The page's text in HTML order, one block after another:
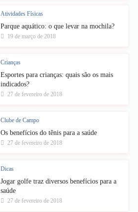
Atividades Físicas
Parque aquático: o que levar na mochila?
19 de março de 2018
Crianças
Esportes para crianças: quais são os mais
indicados?
27 de fevereiro de 2018
Clube de Campo
Os benefícios do tênis para a saúde
27 de fevereiro de 2018
Dicas
Jogar golfe traz diversos benefícios para a
saúde
27 de fevereiro de 2018